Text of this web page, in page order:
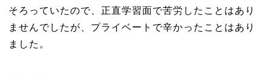
そろっていたので、正直学習面で苦労したことはあり
ませんでしたが、プライベートで辛かったことはあり
ました。